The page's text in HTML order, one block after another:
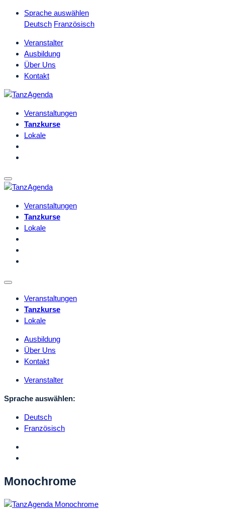
Sprache auswählen
Deutsch Französisch
Veranstalter
Ausbildung
Über Uns
Kontakt
Veranstaltungen
Tanzkurse
Lokale
Veranstaltungen
Tanzkurse
Lokale
Veranstaltungen
Tanzkurse
Lokale
Ausbildung
Über Uns
Kontakt
Veranstalter
Sprache auswählen:
Deutsch
Französisch
Monochrome